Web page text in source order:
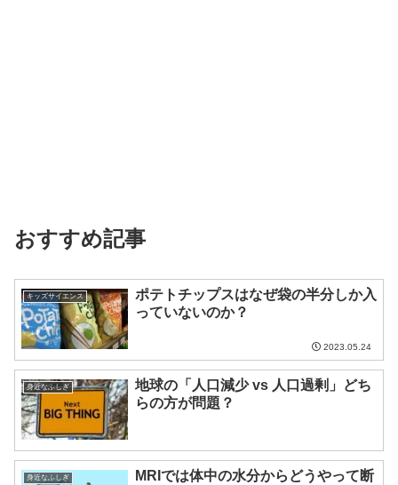
おすすめ記事
キッズサイエンス
ポテトチップスはなぜ袋の半分しか入
っていないのか？
2023.05.24
身近なふしぎ
地球の「人口減少 vs 人口過剰」どち
らの方が問題？
身近なふしぎ
MRIでは体中の水分からどうやって断